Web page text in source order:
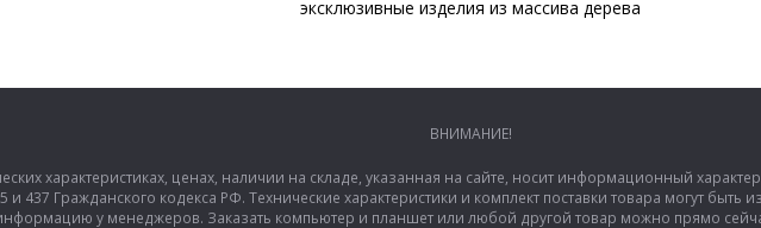
эксклюзивные изделия из массива дерева
ВНИМАНИЕ!
характеристиках, ценах, наличии на складе, указанная на сайте, носит информационный
437 Гражданского кодекса РФ. Технические характеристики и комплект поставки товара могут
у менеджеров. Заказать компьютер и планшет или любой другой товар можно прямо